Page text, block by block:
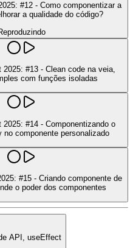
#12 - Como componentizar a
a qualidade do código?
2025: #13 - Clean code na veia,
com funções isoladas
2025: #14 - Componentizando o
no componente personalizado
#15 - Criando componente de
o poder dos componentes
API, useEffect